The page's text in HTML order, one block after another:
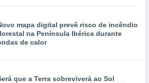
mapa digital prevê risco de incêndio
na Península Ibérica durante
de calor
que a Terra sobreviverá ao Sol